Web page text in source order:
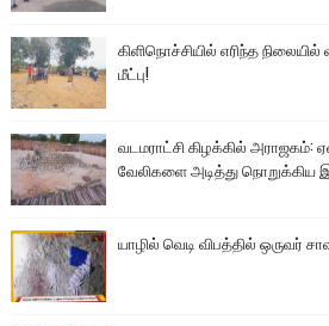
கிளிநொச்சியில் எரிந்த
மீட்பு!
வடமராட்சி கிழக்கில் அராஜகம்:
வேலிகளை அடித்து நொறுக்கிய
யாழில் வெடி விபத்தில் ஒருவர்